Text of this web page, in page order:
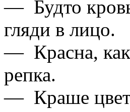
— Будто
гляди в лицо.
— Красна, как
репка.
— Краше